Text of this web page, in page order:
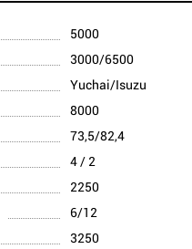
5000
3000/6500
Yuchai/Isuzu
8000
73,5/82,4
4 / 2
2250
6/12
3250